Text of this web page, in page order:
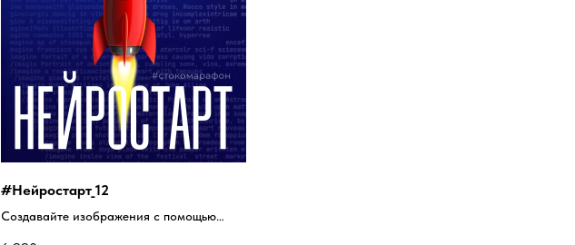
#Нейростарт_12
Создавайте изображения с помощью